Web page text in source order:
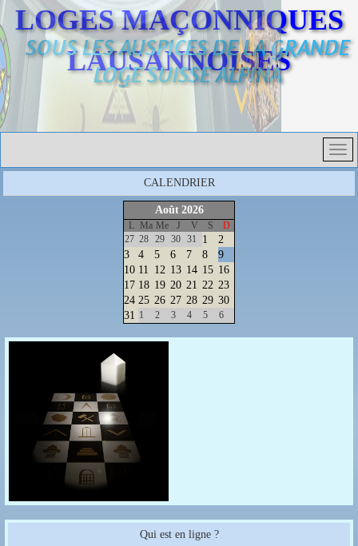
LOGES MAÇONNIQUES
LAUSANNOISES
SOUS LES AUSPICES DE LA GRANDE
LOGE SUISSE ALPINA
CALENDRIER
Août 2026
L Ma Me J V S
D
27 28 29 30 31 1
2
3
4 5 6 7 8
9
10 11 12 13 14 15 16
17 18 19 20 21 22 23
24 25 26 27 28 29 30
31 1 2 3 4 5 6
Qui est en ligne ?